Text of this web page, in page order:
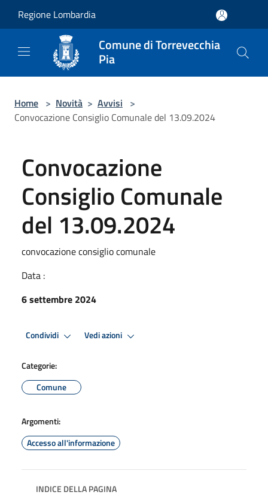
Regione Lombardia
Comune di Torrevecchia
Pia
Home > Novità > Avvisi >
Convocazione Consiglio Comunale del 13.09.2024
Convocazione
Consiglio Comunale
del 13.09.2024
convocazione consiglio comunale
Data :
6 settembre 2024
Condividi Vedi azioni
Categorie:
Comune
Argomenti:
Accesso all'informazione
INDICE DELLA PAGINA